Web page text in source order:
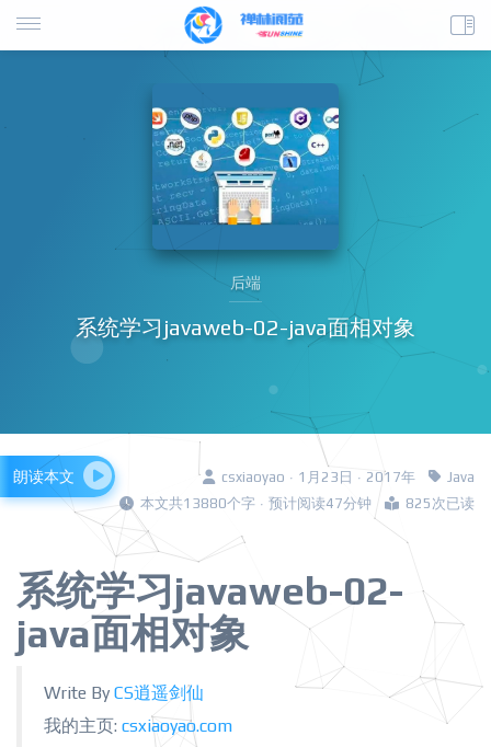
后端
系统学习javaweb-02-java面相对象
csxiaoyao · 1月23日 · 2017年
Java
本文共13880个字 · 预计阅读47分钟
825次已读
朗读本文
系统学习javaweb-02-
java面相对象
Write By CS逍遥剑仙
我的主页: csxiaoyao.com